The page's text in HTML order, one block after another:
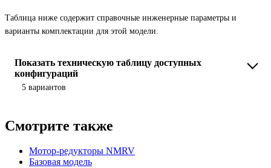
Таблица ниже содержит справочные инженерные параметры и
варианты комплектации для этой модели.
Показать техническую таблицу доступных
конфигураций
5 вариантов
Смотрите также
Мотор-редукторы NMRV
Базовая модель